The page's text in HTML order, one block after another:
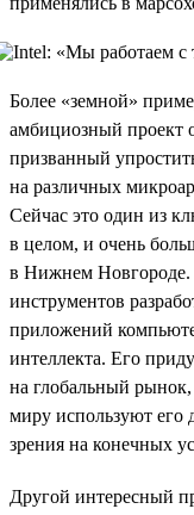
Более «земной»
амбициозный проект
призванный
на различных
Сейчас это один из
в целом, и очень
в Нижнем
инструментов
приложений
интеллекта. Его
на глобальный
миру используют его
зрения на конечных
Другой интересный